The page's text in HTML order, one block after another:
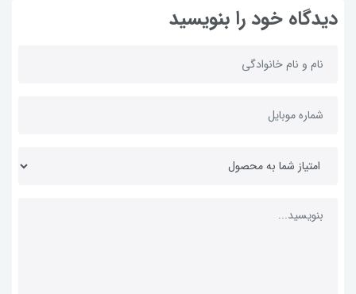
دیدگاه خود را بنویسید